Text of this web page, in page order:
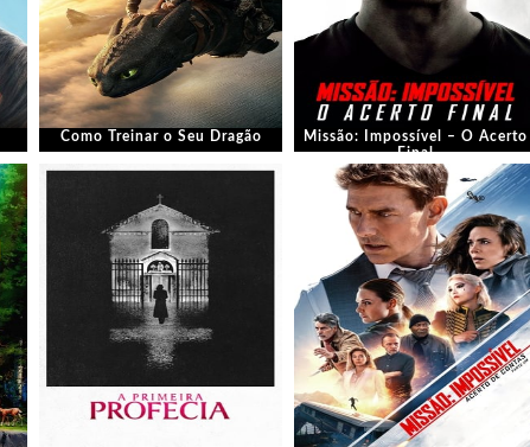
Como Treinar o Seu Dragão
Missão: Impossível – O Acerto
Final